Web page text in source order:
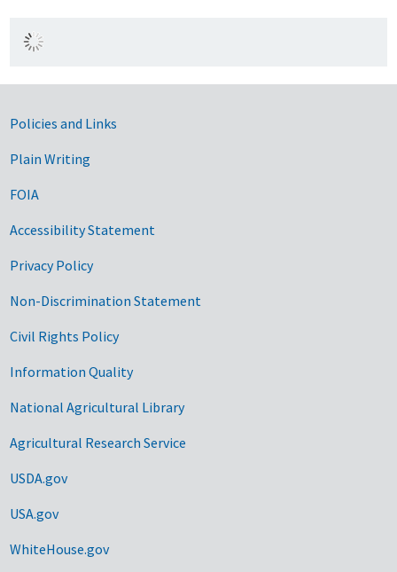
Government Links
Policies and Links
Plain Writing
FOIA
Accessibility Statement
Privacy Policy
Non-Discrimination Statement
Civil Rights Policy
Information Quality
National Agricultural Library
Agricultural Research Service
USDA.gov
USA.gov
WhiteHouse.gov